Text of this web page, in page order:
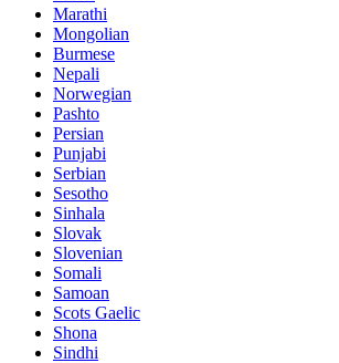
Marathi
Mongolian
Burmese
Nepali
Norwegian
Pashto
Persian
Punjabi
Serbian
Sesotho
Sinhala
Slovak
Slovenian
Somali
Samoan
Scots Gaelic
Shona
Sindhi